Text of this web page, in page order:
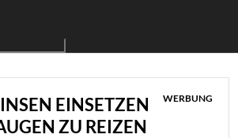
EINSETZEN
ZU REIZEN
WERBUNG